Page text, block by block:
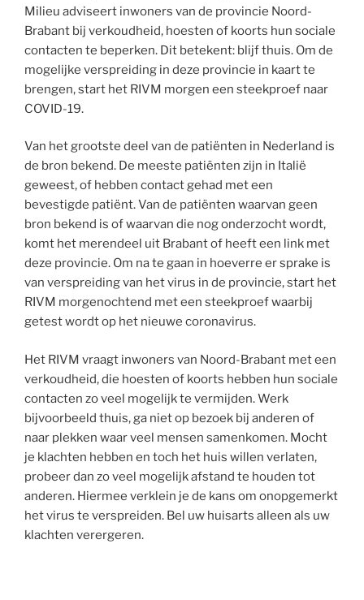
Milieu adviseert inwoners van de provincie Noord-
Brabant bij verkoudheid, hoesten of koorts hun sociale
contacten te beperken. Dit betekent: blijf thuis. Om de
mogelijke verspreiding in deze provincie in kaart te
brengen, start het RIVM morgen een steekproef naar
COVID-19.
Van het grootste deel van de patiënten in Nederland is
de bron bekend. De meeste patiënten zijn in Italië
geweest, of hebben contact gehad met een
bevestigde patiënt. Van de patiënten waarvan geen
bron bekend is of waarvan die nog onderzocht wordt,
komt het merendeel uit Brabant of heeft een link met
deze provincie. Om na te gaan in hoeverre er sprake is
van verspreiding van het virus in de provincie, start het
RIVM morgenochtend met een steekproef waarbij
getest wordt op het nieuwe coronavirus.
Het RIVM vraagt inwoners van Noord-Brabant met een
verkoudheid, die hoesten of koorts hebben hun sociale
contacten zo veel mogelijk te vermijden. Werk
bijvoorbeeld thuis, ga niet op bezoek bij anderen of
naar plekken waar veel mensen samenkomen. Mocht
je klachten hebben en toch het huis willen verlaten,
probeer dan zo veel mogelijk afstand te houden tot
anderen. Hiermee verklein je de kans om onopgemerkt
het virus te verspreiden. Bel uw huisarts alleen als uw
klachten verergeren.